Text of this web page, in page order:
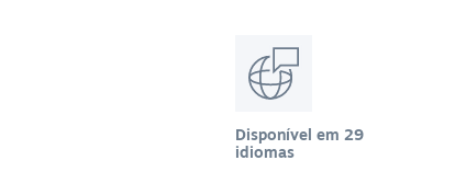
Disponível em 29
idiomas